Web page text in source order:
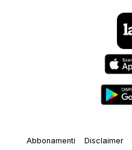
Abbonamenti Disclaimer